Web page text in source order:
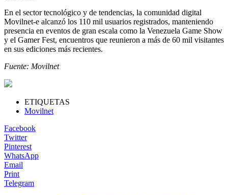
En el sector tecnológico y de tendencias, la comunidad digital
Movilnet-e alcanzó los 110 mil usuarios registrados, manteniendo
presencia en eventos de gran escala como la Venezuela Game Show
y el Gamer Fest, encuentros que reunieron a más de 60 mil visitantes
en sus ediciones más recientes.
Fuente: Movilnet
ETIQUETAS
Movilnet
Facebook
Twitter
Pinterest
WhatsApp
Email
Print
Telegram